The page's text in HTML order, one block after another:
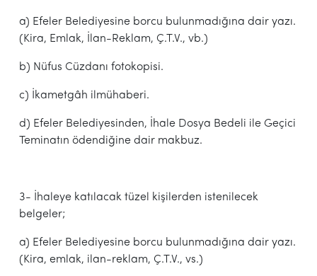
a) Efeler Belediyesine borcu bulunmadığına dair yazı.
(Kira, Emlak, İlan-Reklam, Ç.T.V., vb.)
b) Nüfus Cüzdanı fotokopisi.
c) İkametgâh ilmühaberi.
d) Efeler Belediyesinden, İhale Dosya Bedeli ile Geçici
Teminatın ödendiğine dair makbuz.
3- İhaleye katılacak tüzel kişilerden istenilecek
belgeler;
a) Efeler Belediyesine borcu bulunmadığına dair yazı.
(Kira, emlak, ilan-reklam, Ç.T.V., vs.)